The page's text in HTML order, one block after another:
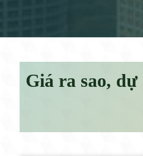
Giá ra sao,